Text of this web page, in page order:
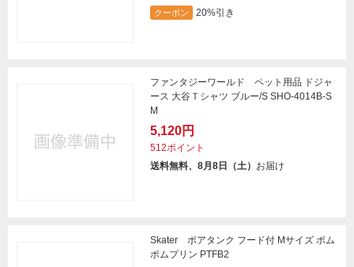
クーポン 20%引き
ファンタジーワールド ペット用品 ドジャ
ース 大谷Ｔシャツ ブルー/S SHO-4014B-S
M
5,120円
512ポイント
送料無料、8月8日（土） お届け
Skater ボアタンク フード付 Mサイズ ポム
ポムプリン PTFB2